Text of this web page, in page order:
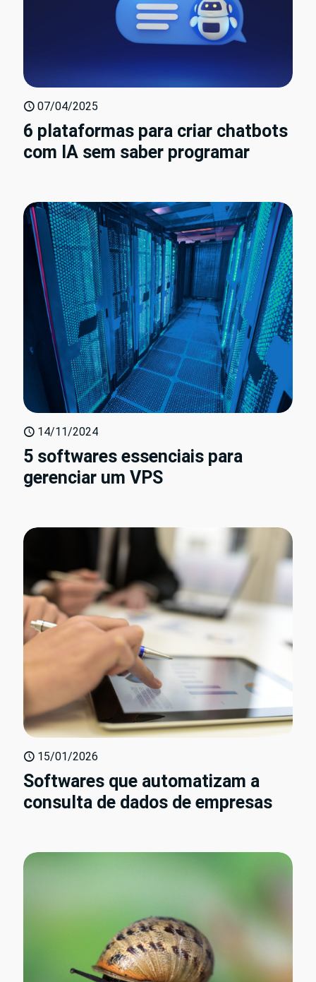
07/04/2025
6 plataformas para criar chatbots
com IA sem saber programar
14/11/2024
5 softwares essenciais para
gerenciar um VPS
15/01/2026
Softwares que automatizam a
consulta de dados de empresas